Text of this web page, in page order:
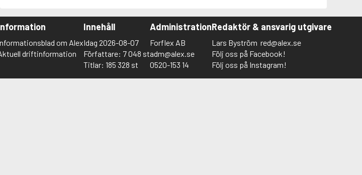
om Alex
driftinformation
Innehåll
Idag 2026-08-07
Författare: 7 048 st
Titlar: 185 328 st
Administration
Forflex AB
adm@alex.se
0520-153 14
Redaktör & ansvarig utgivare
Lars Byström red@alex.se
Följ oss på Facebook!
Följ oss på Instagram!